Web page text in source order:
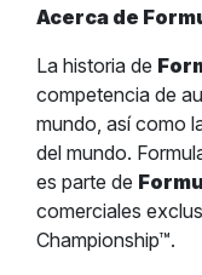
Acerca de
La historia de
competencia de
mundo, así como
del mundo.
es parte de
comerciales
Championship™.